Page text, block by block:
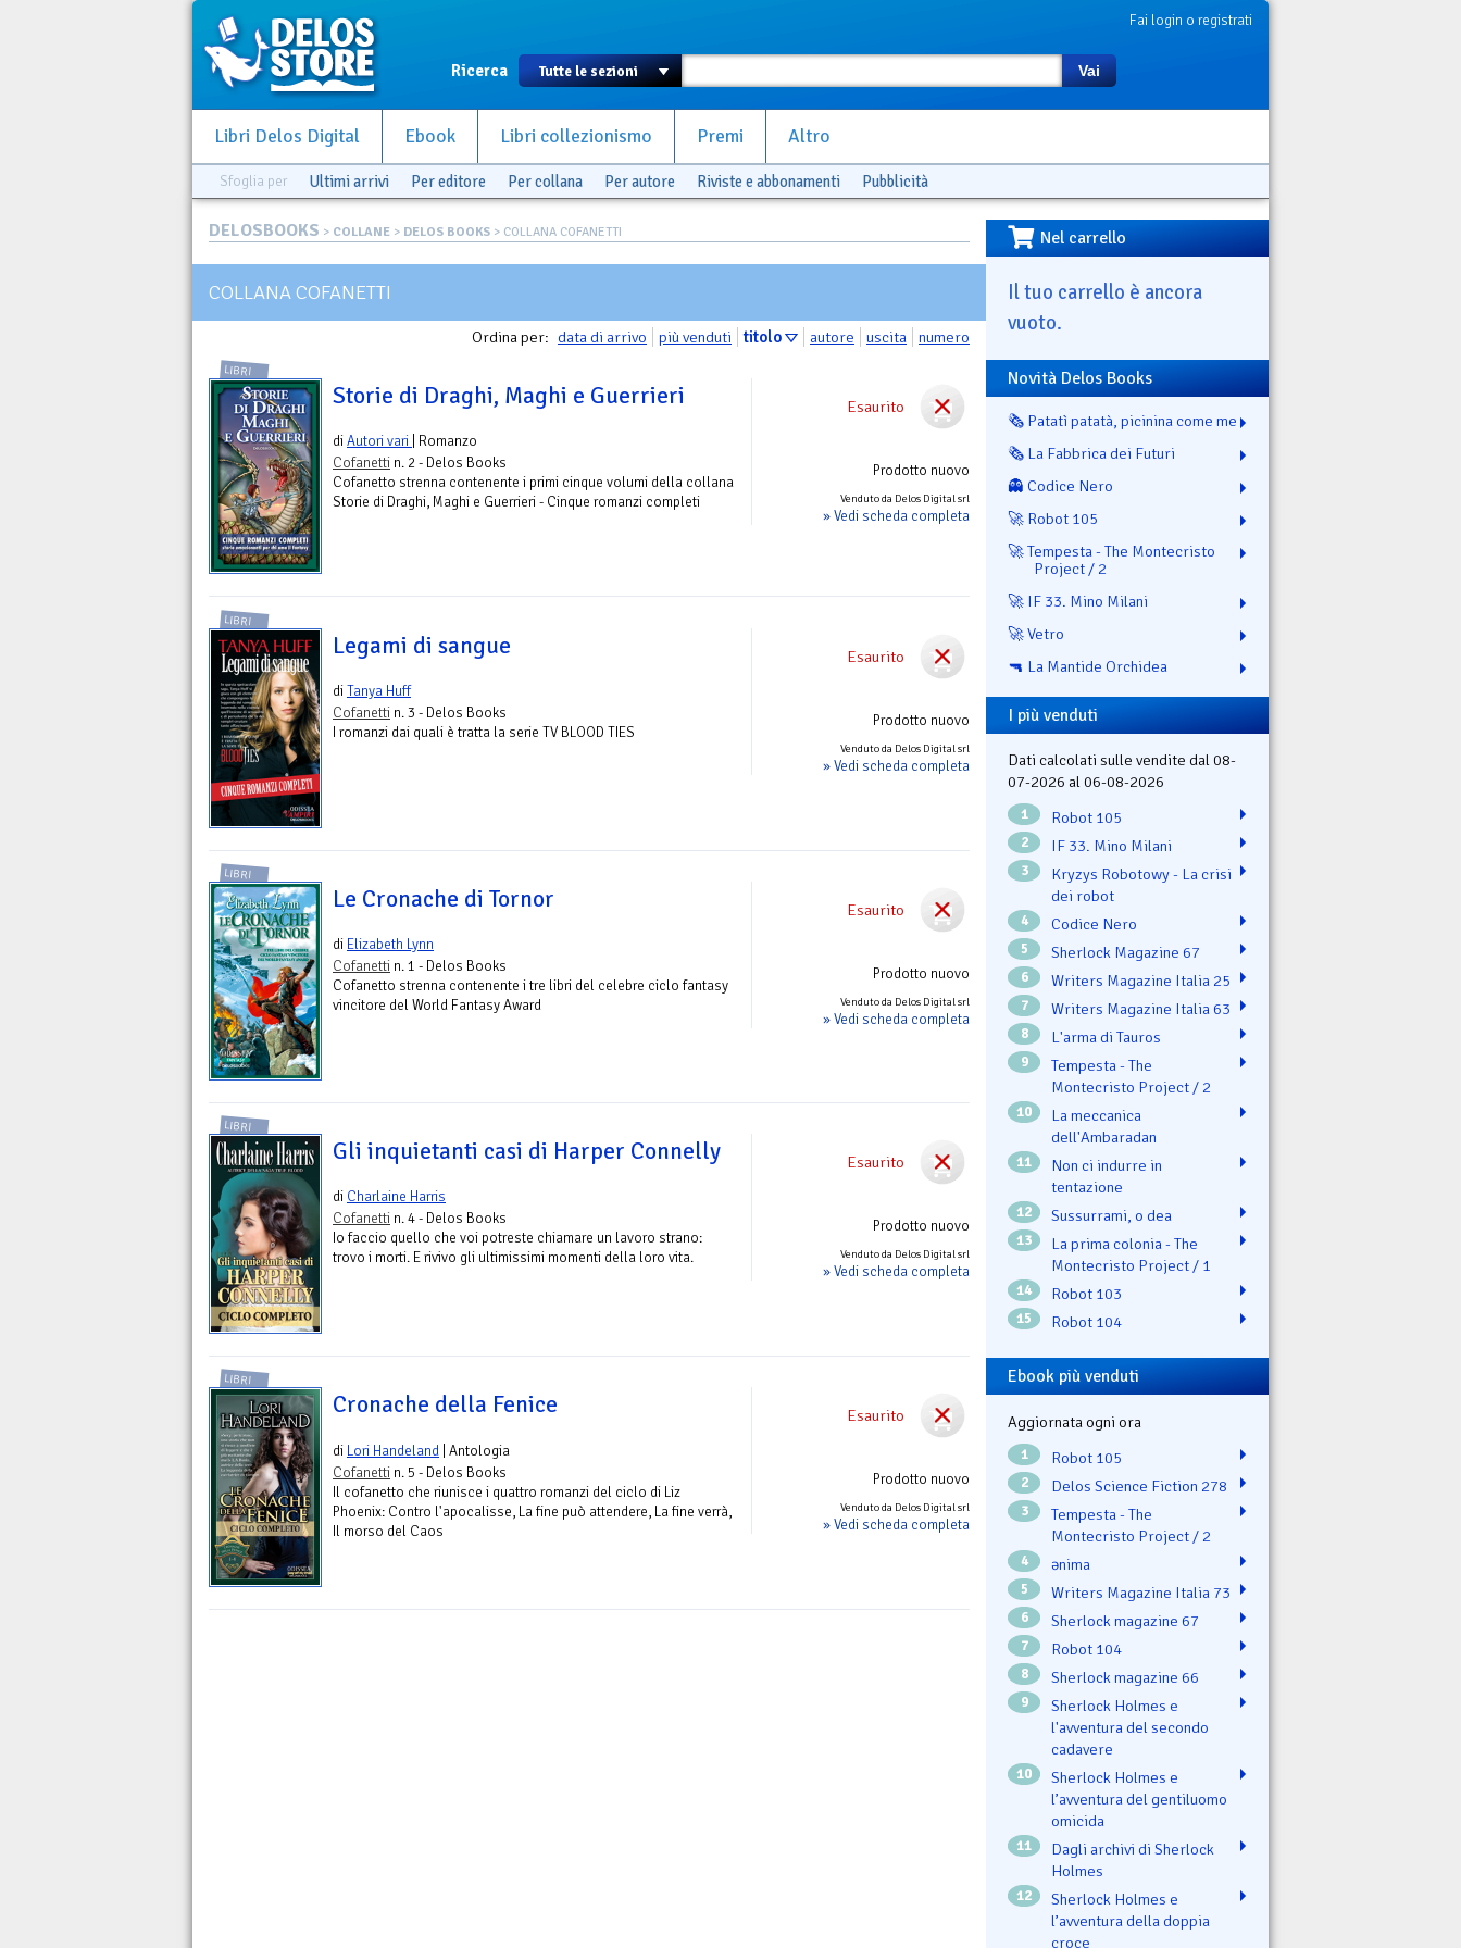
Fai login o registrati
Ricerca Vai
Libri Delos Digital Ebook Libri collezionismo Premi Altro
Sfoglia per Ultimi arrivi Per editore Per collana Per autore Riviste e abbonamenti Pubblicità
DELOSBOOKS > COLLANE > DELOS BOOKS > COLLANA COFANETTI
COLLANA COFANETTI
Ordina per: data di arrivo più venduti titolo autore uscita numero
Esaurito
Prodotto nuovo
Venduto da Delos Digital srl
» Vedi scheda completa
LIBRI
Storie di Draghi, Maghi e Guerrieri
diAutori vari | Romanzo
Cofanetti n. 2 - Delos Books
Cofanetto strenna contenente i primi cinque volumi della collana
Storie di Draghi, Maghi e Guerrieri - Cinque romanzi completi
Esaurito
Prodotto nuovo
Venduto da Delos Digital srl
» Vedi scheda completa
LIBRI
Legami di sangue
diTanya Huff
Cofanetti n. 3 - Delos Books
I romanzi dai quali è tratta la serie TV BLOOD TIES
Esaurito
Prodotto nuovo
Venduto da Delos Digital srl
» Vedi scheda completa
LIBRI
Le Cronache di Tornor
di Elizabeth Lynn
Cofanetti n. 1 - Delos Books
Cofanetto strenna contenente i tre libri del celebre ciclo fantasy
vincitore del World Fantasy Award
Esaurito
Prodotto nuovo
Venduto da Delos Digital srl
» Vedi scheda completa
LIBRI
Gli inquietanti casi di Harper Connelly
di Charlaine Harris
Cofanetti n. 4 - Delos Books
Io faccio quello che voi potreste chiamare un lavoro strano:
trovo i morti. E rivivo gli ultimissimi momenti della loro vita.
Esaurito
Prodotto nuovo
Venduto da Delos Digital srl
» Vedi scheda completa
LIBRI
Cronache della Fenice
di Lori Handeland | Antologia
Cofanetti n. 5 - Delos Books
Il cofanetto che riunisce i quattro romanzi del ciclo di Liz
Phoenix: Contro l'apocalisse, La fine può attendere, La fine verrà,
Il morso del Caos
Nel carrello
Il tuo carrello è ancora
vuoto.
Novità Delos Books
🗞️ Patatì patatà, picinina come me
🗞️ La Fabbrica dei Futuri
👻 Codice Nero
🚀 Robot 105
🚀 Tempesta - The Montecristo
Project / 2
🚀 IF 33. Mino Milani
🚀 Vetro
🔫 La Mantide Orchidea
I più venduti
Dati calcolati sulle vendite dal 08-
07-2026 al 06-08-2026
1 Robot 105
2 IF 33. Mino Milani
3
Kryzys Robotowy - La crisi
dei robot
4 Codice Nero
5 Sherlock Magazine 67
6 Writers Magazine Italia 25
7 Writers Magazine Italia 63
8 L'arma di Tauros
9
Tempesta - The
Montecristo Project / 2
10
La meccanica
dell'Ambaradan
11
Non ci indurre in
tentazione
12 Sussurrami, o dea
13
La prima colonia - The
Montecristo Project / 1
14 Robot 103
15 Robot 104
Ebook più venduti
Aggiornata ogni ora
1 Robot 105
2 Delos Science Fiction 278
3
Tempesta - The
Montecristo Project / 2
4 ənima
5 Writers Magazine Italia 73
6 Sherlock magazine 67
7 Robot 104
8 Sherlock magazine 66
9
Sherlock Holmes e
l'avventura del secondo
cadavere
10
Sherlock Holmes e
l’avventura del gentiluomo
omicida
11
Dagli archivi di Sherlock
Holmes
12
Sherlock Holmes e
l’avventura della doppia
croce